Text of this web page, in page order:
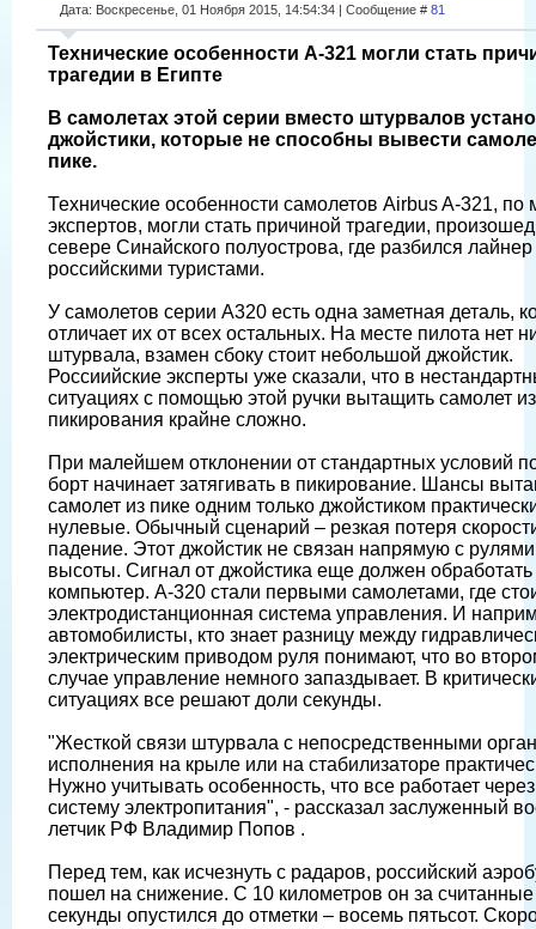
Дата: Воскресенье, 01 Ноября 2015, 14:54:34 | Сообщение # 81
Технические особенности A-321 могли стать
трагедии в Египте
В самолетах этой серии вместо штурвалов
джойстики, которые не способны вывести
пике.
Технические особенности самолетов Airbus A-321, по
экспертов, могли стать причиной трагедии,
севере Синайского полуострова, где разбился лайнер
российскими туристами.
У самолетов серии А320 есть одна заметная деталь,
отличает их от всех остальных. На месте пилота нет
штурвала, взамен сбоку стоит небольшой джойстик.
Россиийские эксперты уже сказали, что в
ситуациях с помощью этой ручки вытащить самолет из
пикирования крайне сложно.
При малейшем отклонении от стандартных условий
борт начинает затягивать в пикирование. Шансы
самолет из пике одним только джойстиком
нулевые. Обычный сценарий – резкая потеря
падение. Этот джойстик не связан напрямую с рулями
высоты. Сигнал от джойстика еще должен обработать
компьютер. А-320 стали первыми самолетами, где
электродистанционная система управления. И
автомобилисты, кто знает разницу между
электрическим приводом руля понимают, что во
случае управление немного запаздывает. В
ситуациях все решают доли секунды.
"Жесткой связи штурвала с непосредственными
исполнения на крыле или на стабилизаторе
Нужно учитывать особенность, что все работает через
систему электропитания", - рассказал заслуженный
летчик РФ Владимир Попов .
Перед тем, как исчезнуть с радаров, российский
пошел на снижение. С 10 километров он за считанные
секунды опустился до отметки – восемь пятьсот.